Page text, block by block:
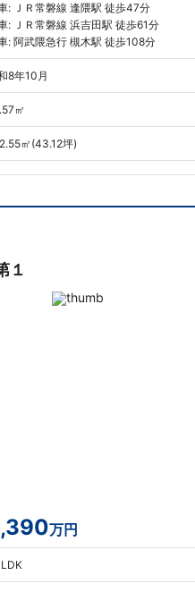
: ＪＲ常磐線 逢隈駅 徒歩47分
: ＪＲ常磐線 浜吉田駅 徒歩61分
: 阿武隈急行 槻木駅 徒歩108分
8年10月
㎡
㎡(43.12坪)
１
万円